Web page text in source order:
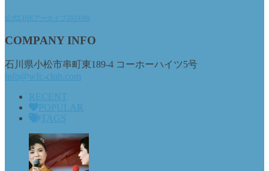
公式LINEアーカイブ2024/09
COMPANY INFO
石川県小松市串町東189-4 コーホーハイツ5号
info@wfc-club.com
RECENT
POPULAR
TAGS